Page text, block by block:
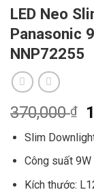
LED Neo
Panasonic
NNP72255
370,000₫
Slim
Công suất
Kích thước: